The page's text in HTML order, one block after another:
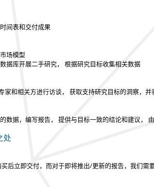
间表和交付成果
场模型
据库开展二手研究， 根据研究目标收集相关数据
家和相关方进行访谈， 获取支持研究目标的洞察，
数据，编写报告， 提供与目标一致的结论和建议，
处
后立即交付，而对于即将推出/更新的报告，我们需